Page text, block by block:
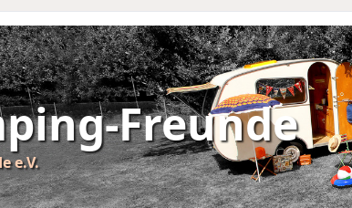
Freunde
e.V.